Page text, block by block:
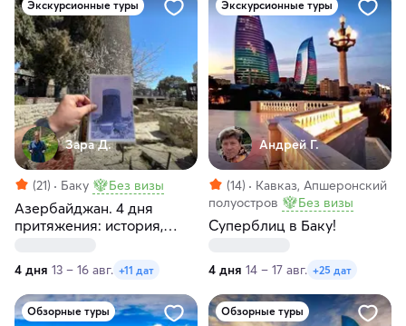
Экскурсионные туры
Зара Д.
(21) Баку Без визы
Азербайджан. 4 дня
притяжения: история,
4 дня 13 – 16 авг. +11 дат
Экскурсионные туры
Андрей Г.
(14)
Кавказ, Апшеронский
полуостров
Без визы
Суперблиц в Баку!
4 дня 14 – 17 авг. +25 дат
Обзорные туры Обзорные туры